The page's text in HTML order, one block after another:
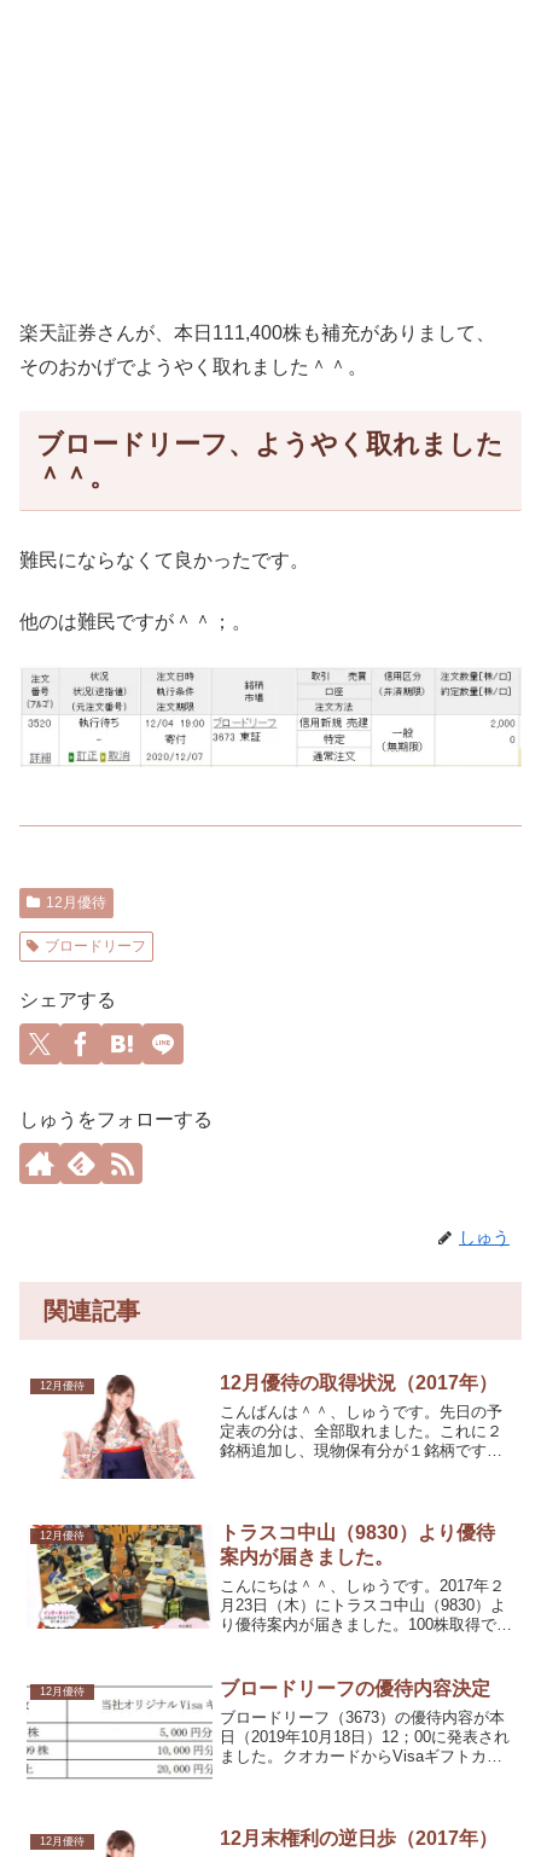
楽天証券さんが、本日111,400株も補充がありまして、
そのおかげでようやく取れました＾＾。
ブロードリーフ、ようやく取れました
＾＾。
難民にならなくて良かったです。
他のは難民ですが＾＾；。
12月優待
ブロードリーフ
シェアする
しゅうをフォローする
しゅう
関連記事
12月優待 12月優待の取得状況（2017年）
こんばんは＾＾、しゅうです。先日の予
定表の分は、全部取れました。これに２
銘柄追加し、現物保有分が１銘柄です。
12月優待
トラスコ中山（9830）より優待
案内が届きました。
こんにちは＾＾、しゅうです。2017年２
月23日（木）にトラスコ中山（9830）よ
り優待案内が届きました。100株取得です
グフトを選択致しました。
12月優待 ブロードリーフの優待内容決定
ブロードリーフ（3673）の優待内容が本
日（2019年10月18日）12；00に発表され
ました。クオカードからVisaギフトカー
12月優待 12月末権利の逆日歩（2017年）